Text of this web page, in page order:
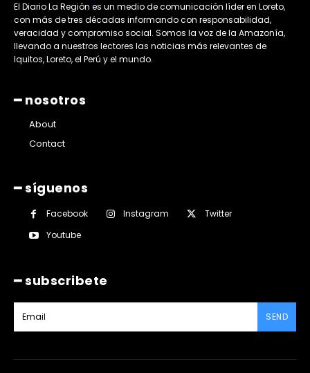
El Diario La Región es un medio de comunicación líder en Loreto,
con más de tres décadas informando con responsabilidad,
veracidad y compromiso social. Somos la voz de la Amazonía,
llevando a nuestros lectores las noticias más relevantes de
Iquitos, Loreto, el Perú y el mundo.
━ nosotros
About
Contact
━ síguenos
Facebook Instagram
Twitter
Youtube
━ subscribete
SEND